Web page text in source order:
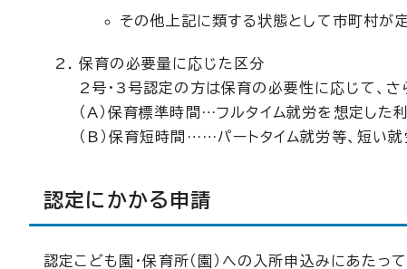
その他上記に類する状態として市町村が
保育の必要量に応じた区分
2号・3号認定の方は保育の必要性に応じて、さ
（A）保育標準時間…フルタイム就労を想定した
（B）保育短時間……パートタイム就労等、短い
認定にかかる申請
認定こども園・保育所（園）への入所申込みにあたっ